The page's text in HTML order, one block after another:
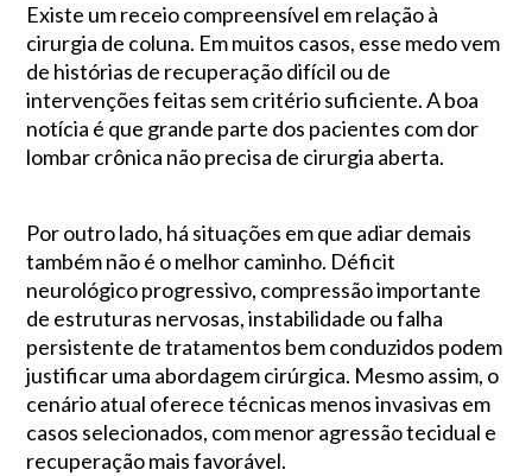
Existe um receio compreensível em relação à
cirurgia de coluna. Em muitos casos, esse medo vem
de histórias de recuperação difícil ou de
intervenções feitas sem critério suficiente. A boa
notícia é que grande parte dos pacientes com dor
lombar crônica não precisa de cirurgia aberta.
Por outro lado, há situações em que adiar demais
também não é o melhor caminho. Déficit
neurológico progressivo, compressão importante
de estruturas nervosas, instabilidade ou falha
persistente de tratamentos bem conduzidos podem
justificar uma abordagem cirúrgica. Mesmo assim, o
cenário atual oferece técnicas menos invasivas em
casos selecionados, com menor agressão tecidual e
recuperação mais favorável.